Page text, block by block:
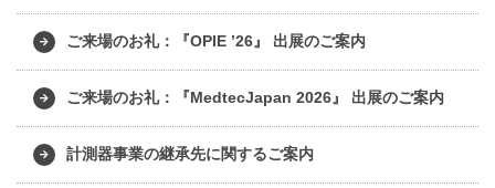
ご来場のお礼：『OPIE ’26』 出展のご案内
ご来場のお礼：『MedtecJapan 2026』 出展のご案内
計測器事業の継承先に関するご案内